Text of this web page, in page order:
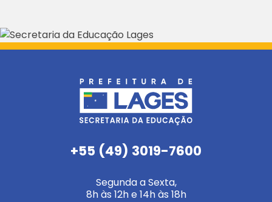
+55 (49) 3019-7600
Segunda a Sexta,
8h às 12h e 14h às 18h